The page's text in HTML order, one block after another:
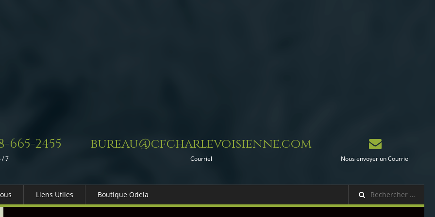
665-2455
/ 7
bureau@cfcharlevoisienne.com
Courriel Nous envoyer un Courriel
Liens Utiles Boutique Odela